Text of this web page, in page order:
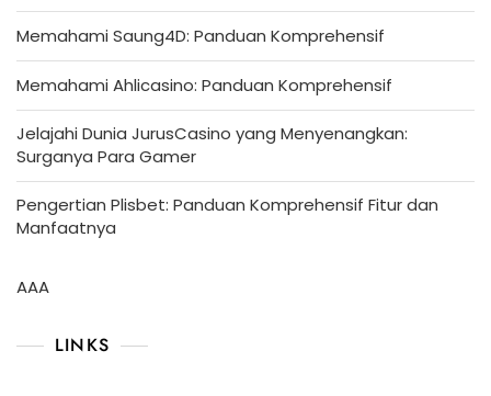
Memahami Saung4D: Panduan Komprehensif
Memahami Ahlicasino: Panduan Komprehensif
Jelajahi Dunia JurusCasino yang Menyenangkan:
Surganya Para Gamer
Pengertian Plisbet: Panduan Komprehensif Fitur dan
Manfaatnya
AAA
LINKS